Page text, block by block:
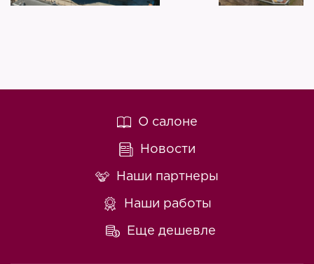
О салоне
Новости
Наши партнеры
Наши работы
Еще дешевле